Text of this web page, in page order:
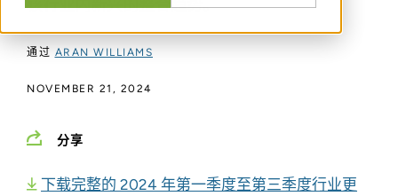
该行业内新兴的整合趋势。
通过 ARAN WILLIAMS
NOVEMBER 21, 2024
分享
下载完整的 2024 年第一季度至第三季度行业更